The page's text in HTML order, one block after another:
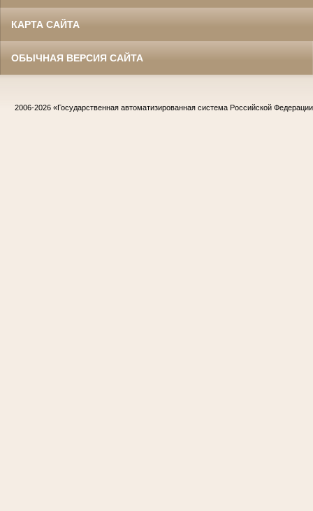
КАРТА САЙТА
ОБЫЧНАЯ ВЕРСИЯ САЙТА
2006-2026 «Государственная автоматизированная система Российской